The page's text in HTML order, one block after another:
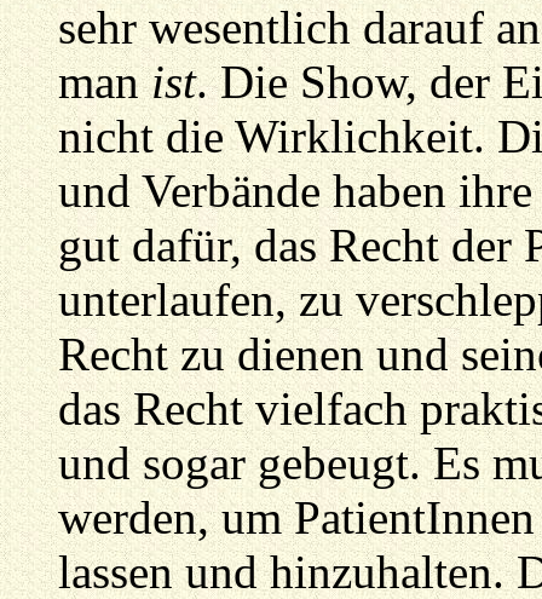
sehr wesentlich darauf
manist. Die Show, der
nicht die Wirklichkeit.
und Verbände haben
gut dafür, das Recht der
unterlaufen, zu
Recht zu dienen und
das Recht vielfach
und sogar gebeugt. Es
werden, um
lassen und hinzuhalten.